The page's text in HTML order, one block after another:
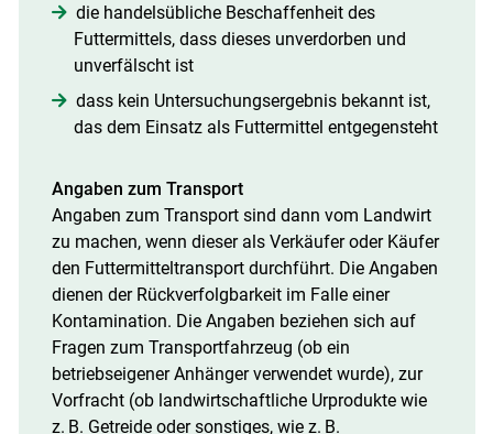
die handelsübliche Beschaffenheit des
Futtermittels, dass dieses unverdorben und
unverfälscht ist
dass kein Untersuchungsergebnis bekannt ist,
das dem Einsatz als Futtermittel entgegensteht
Angaben zum Transport
Angaben zum Transport sind dann vom Landwirt
zu machen, wenn dieser als Verkäufer oder Käufer
den Futtermitteltransport durchführt. Die Angaben
dienen der Rückverfolgbarkeit im Falle einer
Kontamination. Die Angaben beziehen sich auf
Fragen zum Transportfahrzeug (ob ein
betriebseigener Anhänger verwendet wurde), zur
Vorfracht (ob landwirtschaftliche Urprodukte wie
z. B. Getreide oder sonstiges, wie z. B.